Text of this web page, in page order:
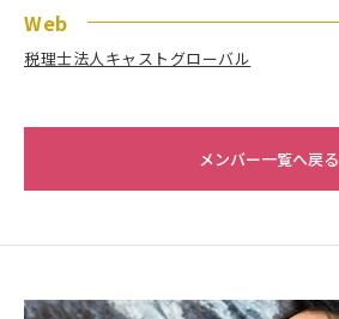
Web
税理士法人キャストグローバル
メンバー一覧へ戻る